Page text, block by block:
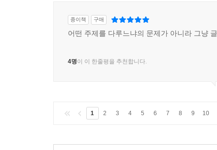
종이책 구매
어떤 주제를 다루느냐의 문제가 아니라 그냥
4명이 이 한줄평을 추천합니다.
1 2 3 4 5 6 7 8 9 10